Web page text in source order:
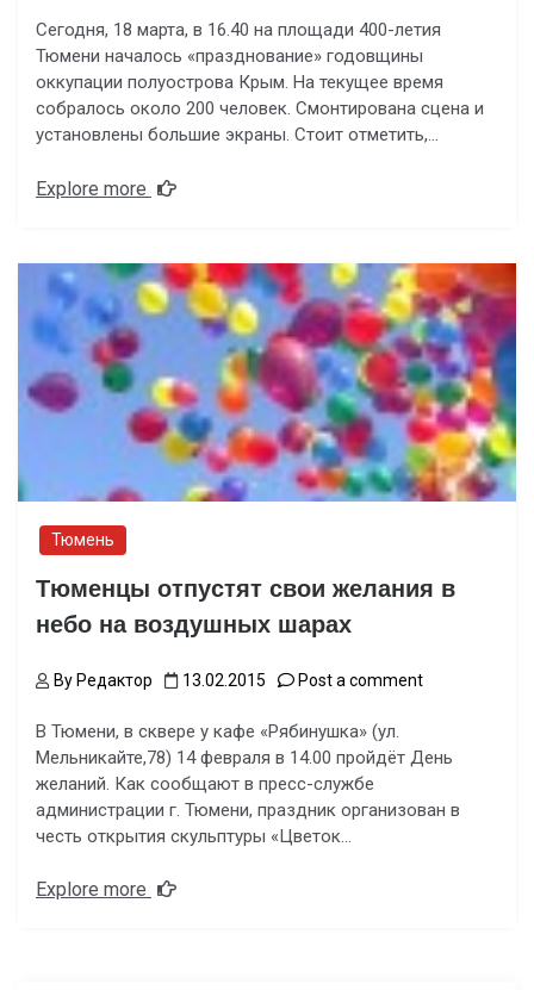
Сегодня, 18 марта, в 16.40 на площади 400-летия
Тюмени началось «празднование» годовщины
оккупации полуострова Крым. На текущее время
собралось около 200 человек. Смонтирована сцена и
установлены большие экраны. Стоит отметить,…
Explore more
Тюмень
Тюменцы отпустят свои желания в
небо на воздушных шарах
By Редактор 13.02.2015 Post a comment
В Тюмени, в сквере у кафе «Рябинушка» (ул.
Мельникайте,78) 14 февраля в 14.00 пройдёт День
желаний. Как сообщают в пресс-службе
администрации г. Тюмени, праздник организован в
честь открытия скульптуры «Цветок…
Explore more